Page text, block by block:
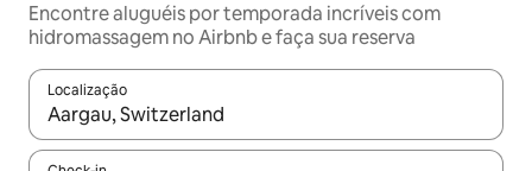
Encontre aluguéis por temporada incríveis com
hidromassagem no Airbnb e faça sua reserva
Localização
Quando os resultados estiverem disponíveis, explore-os